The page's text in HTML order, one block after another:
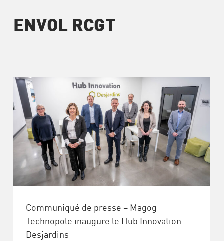
ENVOL RCGT
Communiqué de presse – Magog
Technopole inaugure le Hub Innovation
Desjardins